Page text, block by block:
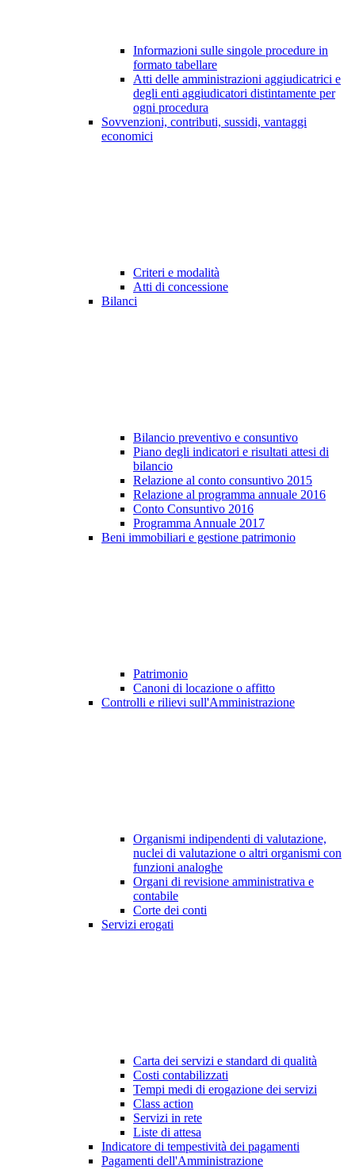
Informazioni sulle singole procedure in
formato tabellare
Atti delle amministrazioni aggiudicatrici e
degli enti aggiudicatori distintamente per
ogni procedura
Sovvenzioni, contributi, sussidi, vantaggi
economici
Criteri e modalità
Atti di concessione
Bilanci
Bilancio preventivo e consuntivo
Piano degli indicatori e risultati attesi di
bilancio
Relazione al conto consuntivo 2015
Relazione al programma annuale 2016
Conto Consuntivo 2016
Programma Annuale 2017
Beni immobiliari e gestione patrimonio
Patrimonio
Canoni di locazione o affitto
Controlli e rilievi sull'Amministrazione
Organismi indipendenti di valutazione,
nuclei di valutazione o altri organismi con
funzioni analoghe
Organi di revisione amministrativa e
contabile
Corte dei conti
Servizi erogati
Carta dei servizi e standard di qualità
Costi contabilizzati
Tempi medi di erogazione dei servizi
Class action
Servizi in rete
Liste di attesa
Indicatore di tempestività dei pagamenti
Pagamenti dell'Amministrazione